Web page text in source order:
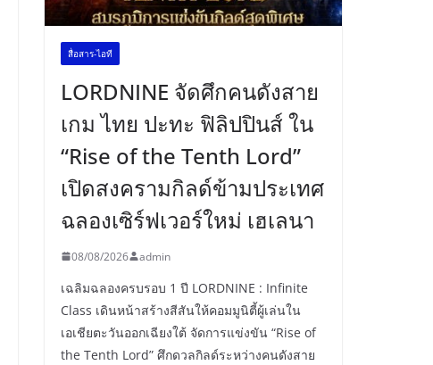
สื่อสาร-ไอที
LORDNINE จัดศึกคนดังสาย
เกม ไทย ปะทะ ฟิลิปปินส์ ใน
“Rise of the Tenth Lord”
เปิดสงครามกิลด์ข้ามประเทศ
ฉลองเซิร์ฟเวอร์ใหม่ เฮเลนา
08/08/2026 admin
เฉลิมฉลองครบรอบ 1 ปี LORDNINE : Infinite
Class เดินหน้าสร้างสีสันให้คอมมูนิตี้ผู้เล่นใน
เอเชียตะวันออกเฉียงใต้ จัดการแข่งขัน “Rise of
the Tenth Lord” ศึกดวลกิลด์ระหว่างคนดังสาย